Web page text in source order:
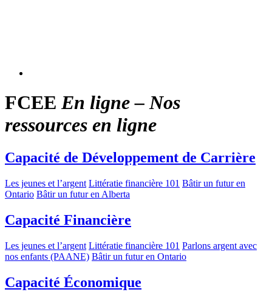
FCEEEn ligne – Nos
ressources en ligne
Capacité de Développement de Carrière
Les jeunes et l’argent Littératie financière 101 Bâtir un futur en
Ontario Bâtir un futur en Alberta
Capacité Financière
Les jeunes et l’argent Littératie financière 101 Parlons argent avec
nos enfants (PAANE) Bâtir un futur en Ontario
Capacité Économique